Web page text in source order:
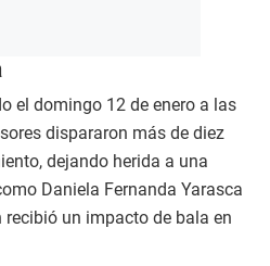
el domingo 12 de enero a las
dispararon más de diez
dejando herida a una
Daniela Fernanda Yarasca
recibió un impacto de bala en